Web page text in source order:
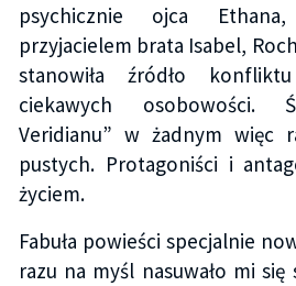
psychicznie ojca
przyjacielem brata Isabel,
stanowiła źródło
ciekawych osobowości.
Veridianu” w żadnym więc
pustych. Protagoniści i
życiem.
Fabuła powieści specjalnie
razu na myśl nasuwało mi